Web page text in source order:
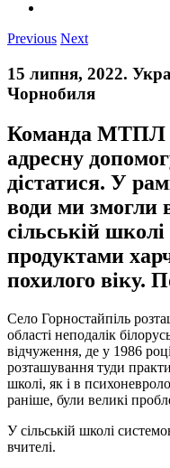
Previous Next
15 липня, 2022.
Чорнобиля
Команда МТПЛ у
адресну
дістатися. У
води ми змогли
сільській
продуктами
похилого віку.
Село Горностайпіль
області неподалік
відчуження, де у 1986
розташування туди
школі, як і в
раніше, були великі
У сільській школі
вчителі.